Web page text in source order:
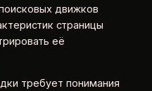
движков
страницы
её
требует понимания